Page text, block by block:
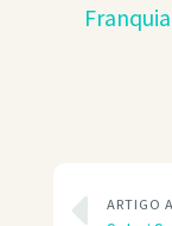
ARTIGO